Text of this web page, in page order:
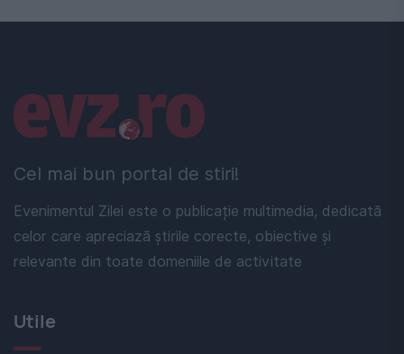
Cel mai bun portal de stiri!
Evenimentul Zilei este o publicație multimedia, dedicată
celor care apreciază știrile corecte, obiective și
relevante din toate domeniile de activitate
Linkuri utile
Utile